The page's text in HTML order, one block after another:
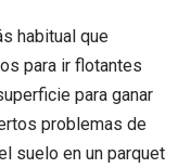
habitual que
para ir flotantes
para ganar
problemas de
suelo en un parquet